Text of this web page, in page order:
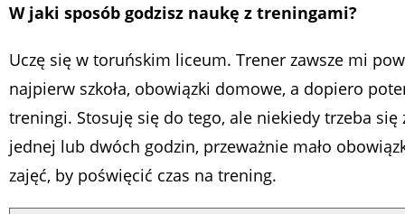
W jaki sposób godzisz naukę z treningami?
Uczę się w toruńskim liceum. Trener zawsze mi
najpierw szkoła, obowiązki domowe, a dopiero
treningi. Stosuję się do tego, ale niekiedy trzeba się
jednej lub dwóch godzin, przeważnie mało
zajęć, by poświęcić czas na trening.